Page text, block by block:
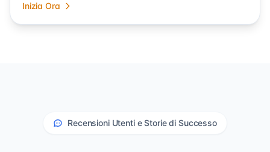
Inizia Ora
Recensioni Utenti e Storie di Successo